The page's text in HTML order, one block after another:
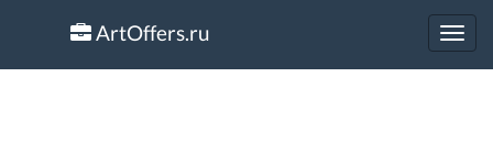
ArtOffers.ru